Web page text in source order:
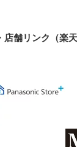
舗リンク（楽天